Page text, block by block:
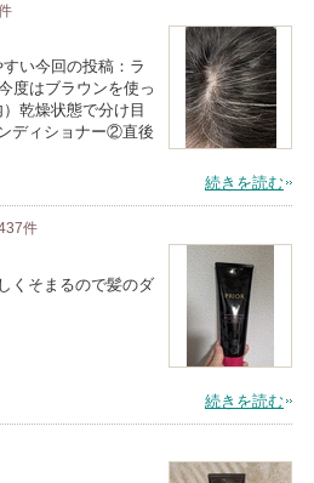
い今回の投稿：ラ
度はブラウンを使っ
乾燥状態で分け目
ディショナー②直後
続きを読む
件
くそまるので髪のダ
続きを読む